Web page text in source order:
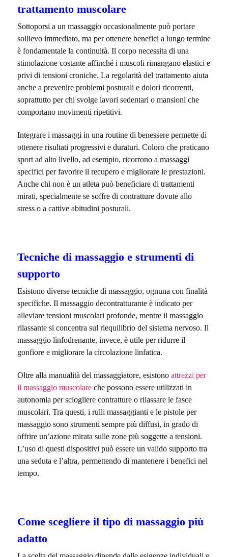
trattamento muscolare
Sottoporsi a un massaggio occasionalmente può portare
sollievo immediato, ma per ottenere benefici a lungo termine
è fondamentale la continuità. Il corpo necessita di una
stimolazione costante affinché i muscoli rimangano elastici e
privi di tensioni croniche. La regolarità del trattamento aiuta
anche a prevenire problemi posturali e dolori ricorrenti,
soprattutto per chi svolge lavori sedentari o mansioni che
comportano movimenti ripetitivi.
Integrare i massaggi in una routine di benessere permette di
ottenere risultati progressivi e duraturi. Coloro che praticano
sport ad alto livello, ad esempio, ricorrono a massaggi
specifici per favorire il recupero e migliorare le prestazioni.
Anche chi non è un atleta può beneficiare di trattamenti
mirati, specialmente se soffre di contratture dovute allo
stress o a cattive abitudini posturali.
Tecniche di massaggio e strumenti di
supporto
Esistono diverse tecniche di massaggio, ognuna con finalità
specifiche. Il massaggio decontratturante è indicato per
alleviare tensioni muscolari profonde, mentre il massaggio
rilassante si concentra sul riequilibrio del sistema nervoso. Il
massaggio linfodrenante, invece, è utile per ridurre il
gonfiore e migliorare la circolazione linfatica.
Oltre alla manualità del massaggiatore, esistono attrezzi per
il massaggio muscolareche possono essere utilizzati in
autonomia per sciogliere contratture o rilassare le fasce
muscolari. Tra questi, i rulli massaggianti e le pistole per
massaggio sono strumenti sempre più diffusi, in grado di
offrire un’azione mirata sulle zone più soggette a tensioni.
L’uso di questi dispositivi può essere un valido supporto tra
una seduta e l’altra, permettendo di mantenere i benefici nel
tempo.
Come scegliere il tipo di massaggio più
adatto